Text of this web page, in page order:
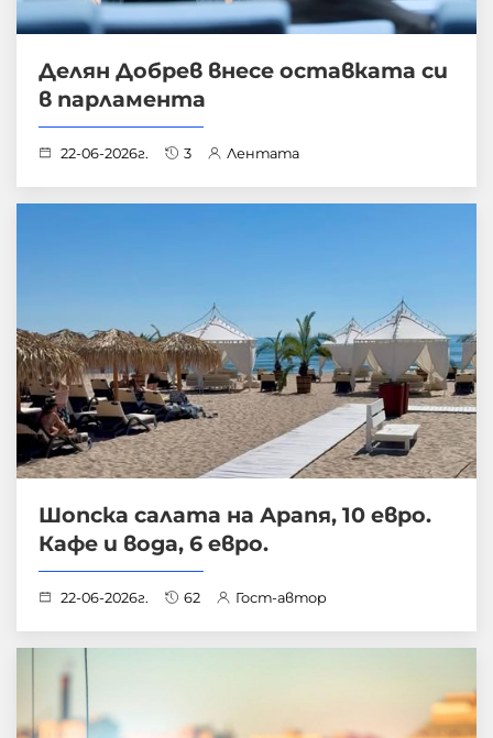
Делян Добрев внесе оставката си
в парламента
22-06-2026г. 3 Лентата
Шопска салата на Арапя, 10 евро.
Кафе и вода, 6 евро.
22-06-2026г. 62 Гост-автор